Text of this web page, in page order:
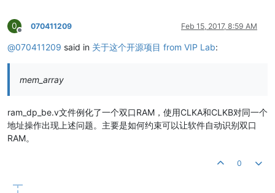
0
Offline
070411209 Feb 15, 2017, 8:59 AM
@070411209 said in 关于这个开源项目 from VIP Lab:
mem_array
ram_dp_be.v文件例化了一个双口RAM，使用CLKA和CLKB对同一个
地址操作出现上述问题。主要是如何约束可以让软件自动识别双口
RAM。
0